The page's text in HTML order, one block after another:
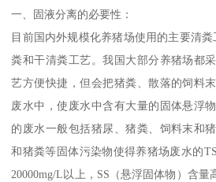
一、固液分离的必要性：
目前国内外规模化养猪场使用的主要清
粪和干清粪工艺。我国大部分养猪场都
艺方便快捷，但会把猪粪、散落的饲料
废水中，使废水中含有大量的固体悬浮
的废水一般包括猪尿、猪粪、饲料末和
和猪粪等固体污染物使得养猪场废水的
20000mg/L以上，SS（悬浮固体物）含量